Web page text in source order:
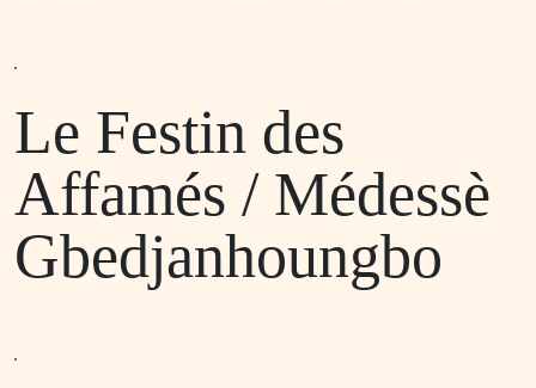
Le Festin des
Affamés / Médessè
Gbedjanhoungbo